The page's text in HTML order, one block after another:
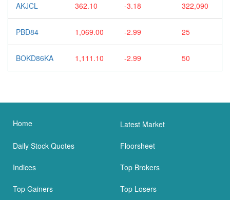
AKJCL 362.10 -3.18 322,090
PBD84 1,069.00 -2.99 25
BOKD86KA 1,111.10 -2.99 50
Home Latest Market
Daily Stock Quotes Floorsheet
Indices Top Brokers
Top Gainers Top Losers